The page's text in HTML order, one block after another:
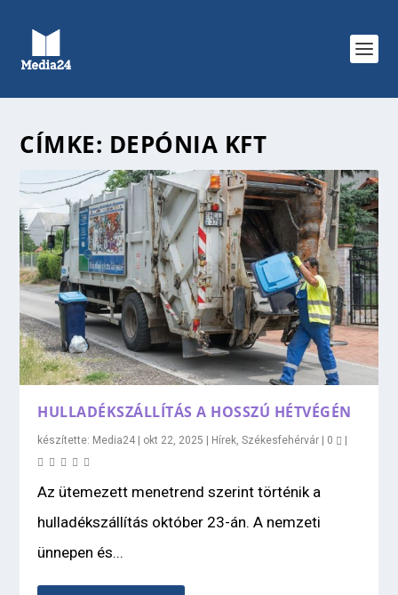
CÍMKE: DEPÓNIA KFT
HULLADÉKSZÁLLÍTÁS A HOSSZÚ HÉTVÉGÉN
készítette: Media24 | okt 22, 2025 | Hírek ,Székesfehérvár | 0 |
Az ütemezett menetrend szerint történik a
hulladékszállítás október 23-án. A nemzeti
ünnepen és...